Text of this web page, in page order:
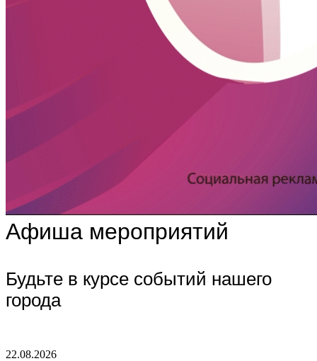
Афиша мероприятий
Будьте в курсе событий нашего
города
22.08.2026